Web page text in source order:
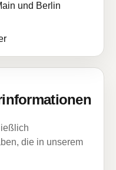
und Berlin
die in unserem